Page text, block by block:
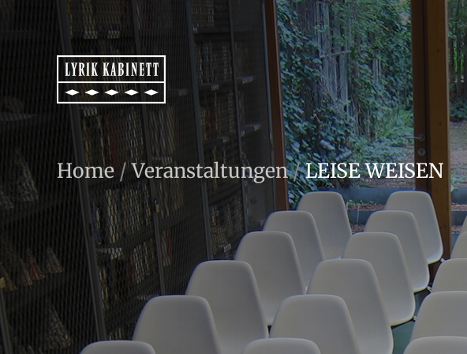
Home / Veranstaltungen/LEISE WEISEN